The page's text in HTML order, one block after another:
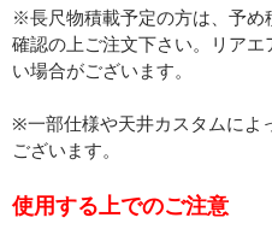
※長尺物積載予定の方は、予め
確認の上ご注文下さい。リアエ
い場合がございます。
※一部仕様や天井カスタムによ
ございます。
使用する上でのご注意